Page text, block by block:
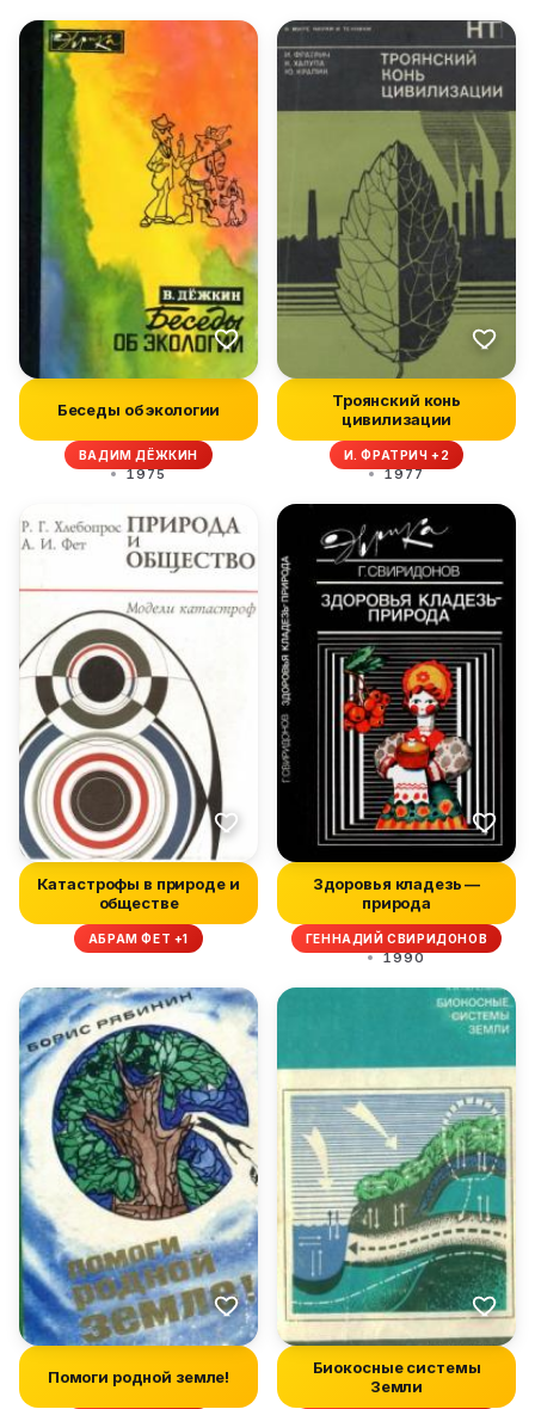
Беседы об экологии
ВАДИМ ДЁЖКИН
1975
Троянский конь
цивилизации
И. ФРАТРИЧ +2
1977
Катастрофы в природе и
обществе
АБРАМ ФЕТ +1
Здоровья кладезь —
природа
ГЕННАДИЙ СВИРИДОНОВ
1990
Помоги родной земле!
Биокосные системы
Земли